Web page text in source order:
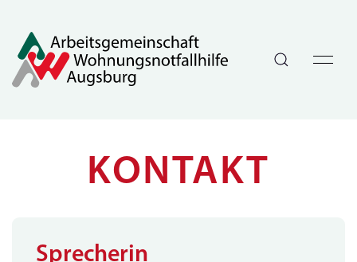
KONTAKT
Sprecherin